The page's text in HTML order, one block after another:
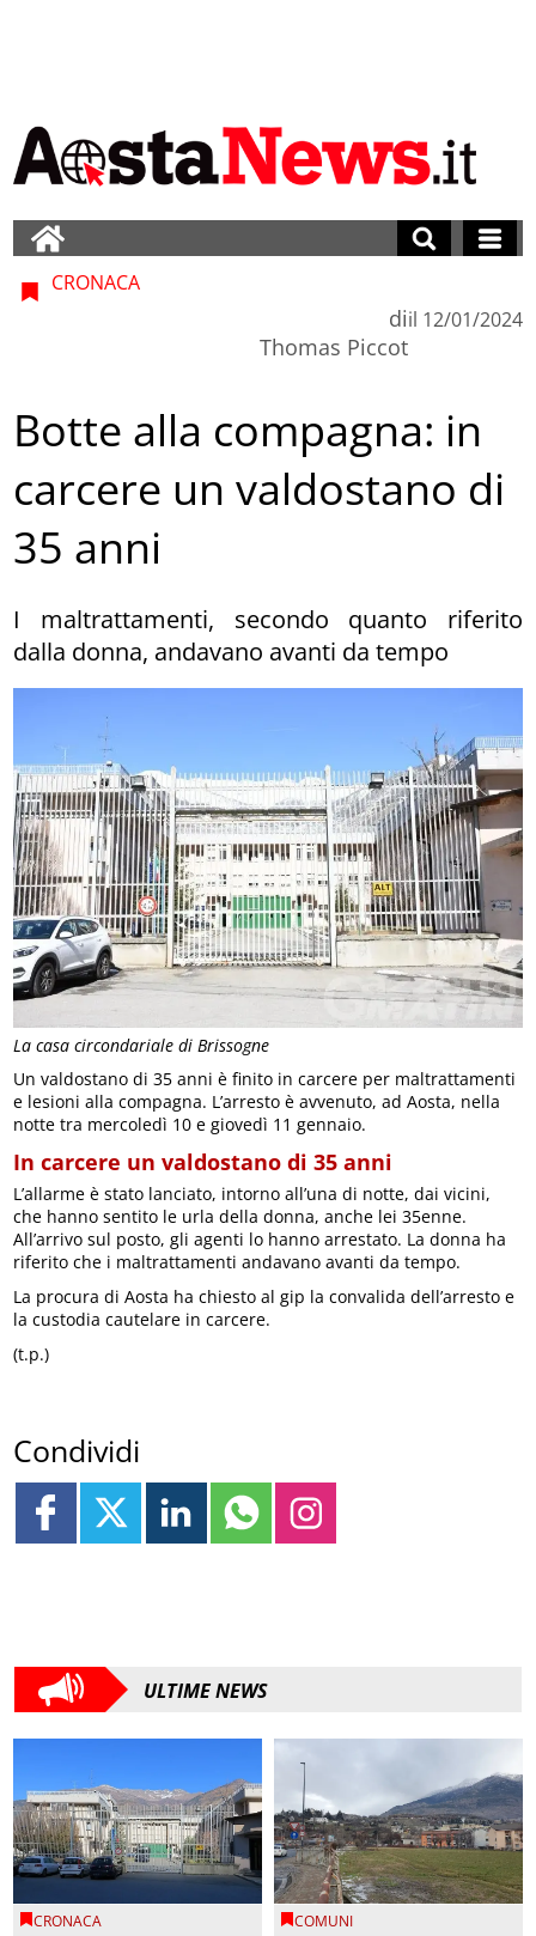
La casa circondariale di Brissogne
CRONACA
di
Thomas Piccot
il 12/01/2024
Botte alla compagna: in
carcere un valdostano di
35 anni
I maltrattamenti, secondo quanto riferito
dalla donna, andavano avanti da tempo
Un valdostano di 35 anni è finito in carcere per maltrattamenti
e lesioni alla compagna. L’arresto è avvenuto, ad Aosta, nella
notte tra mercoledì 10 e giovedì 11 gennaio.
In carcere un valdostano di 35 anni
L’allarme è stato lanciato, intorno all’una di notte, dai vicini,
che hanno sentito le urla della donna, anche lei 35enne.
All’arrivo sul posto, gli agenti lo hanno arrestato. La donna ha
riferito che i maltrattamenti andavano avanti da tempo.
La procura di Aosta ha chiesto al gip la convalida dell’arresto e
la custodia cautelare in carcere.
(t.p.)
Condividi
ULTIME NEWS
CRONACA COMUNI